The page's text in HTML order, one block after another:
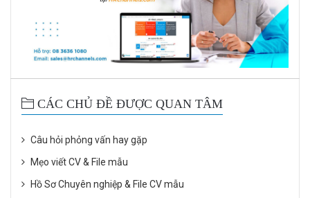
CÁC CHỦ ĐỀ ĐƯỢC QUAN TÂM
Câu hỏi phỏng vấn hay gặp
Mẹo viết CV & File mẫu
Hồ Sơ Chuyên nghiệp & File CV mẫu